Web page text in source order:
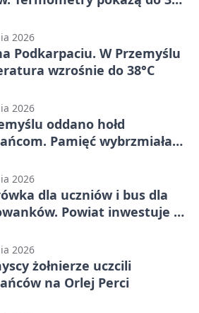
2026
Podkarpaciu. W Przemyślu
wzrośnie do 38°C
2026
oddano hołd
Pamięć wybrzmiała
2026
dla uczniów i bus dla
Powiat inwestuje w
2026
żołnierze uczcili
na Orlej Perci